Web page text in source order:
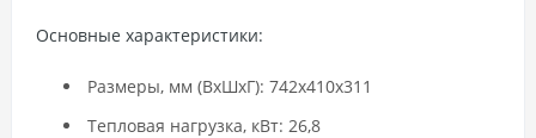
Основные характеристики:
Размеры, мм (ВхШхГ): 742х410х311
Тепловая нагрузка, кВт: 26,8